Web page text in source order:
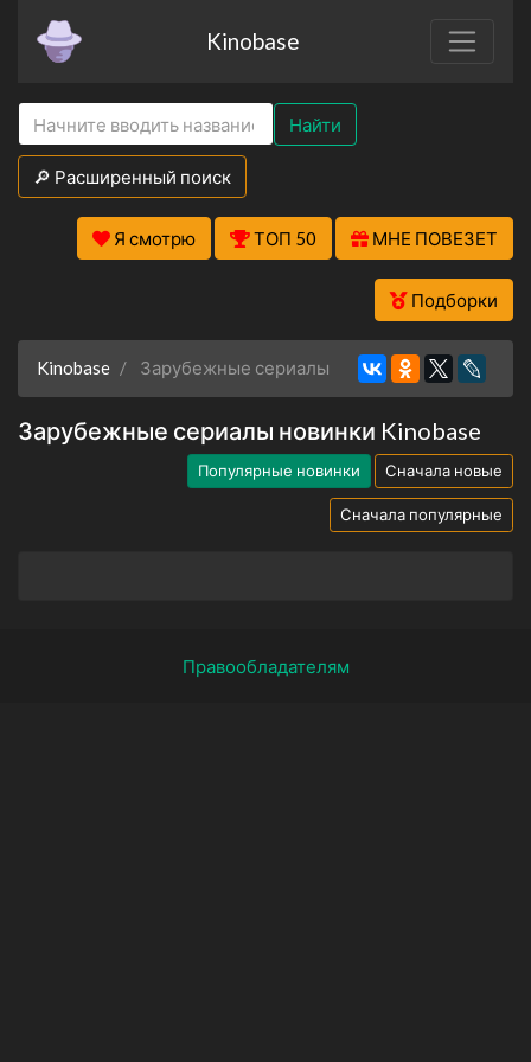
Kinobase
Найти
🔎 Расширенный поиск
Я смотрю ТОП 50 МНЕ ПОВЕЗЕТ
Подборки
Kinobase Зарубежные сериалы
Зарубежные сериалы новинки Kinobase
Популярные новинки Сначала новые
Сначала популярные
Правообладателям